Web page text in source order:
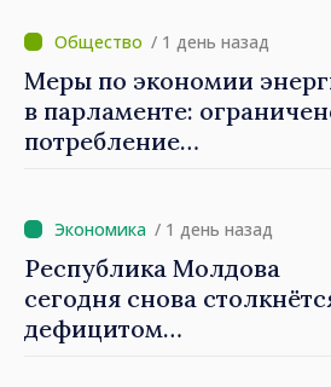
премьер-министр Василе
Тофан
/ 1 день назад
Меры по экономии
в парламенте:
потребление
/ 1 день назад
Республика Молдова
сегодня снова
дефицитом